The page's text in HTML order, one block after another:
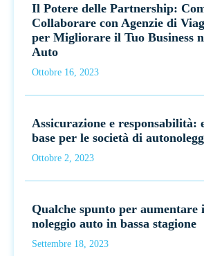
Il Potere delle Partnership:
Collaborare con Agenzie di
per Migliorare il Tuo Business
Auto
Ottobre 16, 2023
Assicurazione e responsabilità:
base per le società di
Ottobre 2, 2023
Qualche spunto per aumentare
noleggio auto in bassa stagione
Settembre 18, 2023